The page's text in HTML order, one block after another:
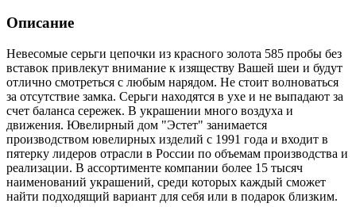
Описание
Невесомые серьги цепочки из красного золота 585 пробы без
вставок привлекут внимание к изяществу Вашей шеи и будут
отлично смотреться с любым нарядом. Не стоит волноваться
за отсутствие замка. Серьги находятся в ухе и не выпадают за
счет баланса сережек. В украшении много воздуха и
движения. Ювелирный дом "Эстет" занимается
производством ювелирных изделий с 1991 года и входит в
пятерку лидеров отрасли в России по объемам производства и
реализации. В ассортименте компании более 15 тысяч
наименований украшений, среди которых каждый сможет
найти подходящий вариант для себя или в подарок близким.